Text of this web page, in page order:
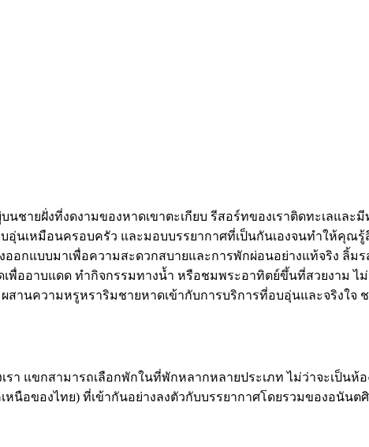
ายฝั่งที่งดงามของหาดเขาตะเกียบ รีสอร์ทของเราติดทะเลและ
อุ่นเหมือนครอบครัว และมอบบรรยากาศที่เป็นกันเองจนทำให้คุณ
อกแบบมาเพื่อความสะดวกสบายและการพักผ่อนอย่างแท้จริง ลิ้
เพื่ออาบแดด ทำกิจกรรมทางน้ำ หรือชมพระอาทิตย์ขึ้นที่สวยงาม
านความหรูหราริมชายหาดเข้ากับการบริการที่อบอุ่นและจริงใจ
า แขกสามารถเลือกพักในที่พักหลากหลายประเภท ไม่ว่าจะเป็น
นือของไทย) ที่เข้ากันอย่างลงตัวกับบรรยากาศโดยรวมของอนันต